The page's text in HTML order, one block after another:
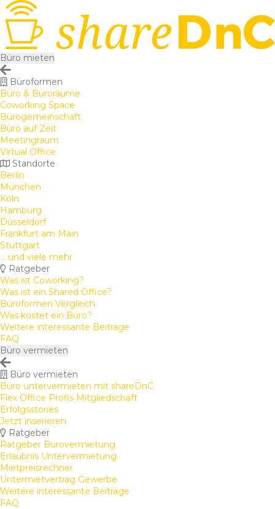
Büro mieten
Büroformen
Büro & Büroräume
Coworking Space
Bürogemeinschaft
Büro auf Zeit
Meetingraum
Virtual Office
Standorte
Berlin
München
Köln
Hamburg
Düsseldorf
Frankfurt am Main
Stuttgart
... und viele mehr
Ratgeber
Was ist Coworking?
Was ist ein Shared Office?
Büroformen Vergleich
Was kostet ein Büro?
Weitere interessante Beiträge
FAQ
Büro vermieten
Büro vermieten
Büro untervermieten mit shareDnC
Flex Office Profis Mitgliedschaft
Erfolgsstories
Jetzt inserieren
Ratgeber
Ratgeber Bürovermietung
Erlaubnis Untervermietung
Mietpreisrechner
Untermietvertrag Gewerbe
Weitere interessante Beiträge
FAQ